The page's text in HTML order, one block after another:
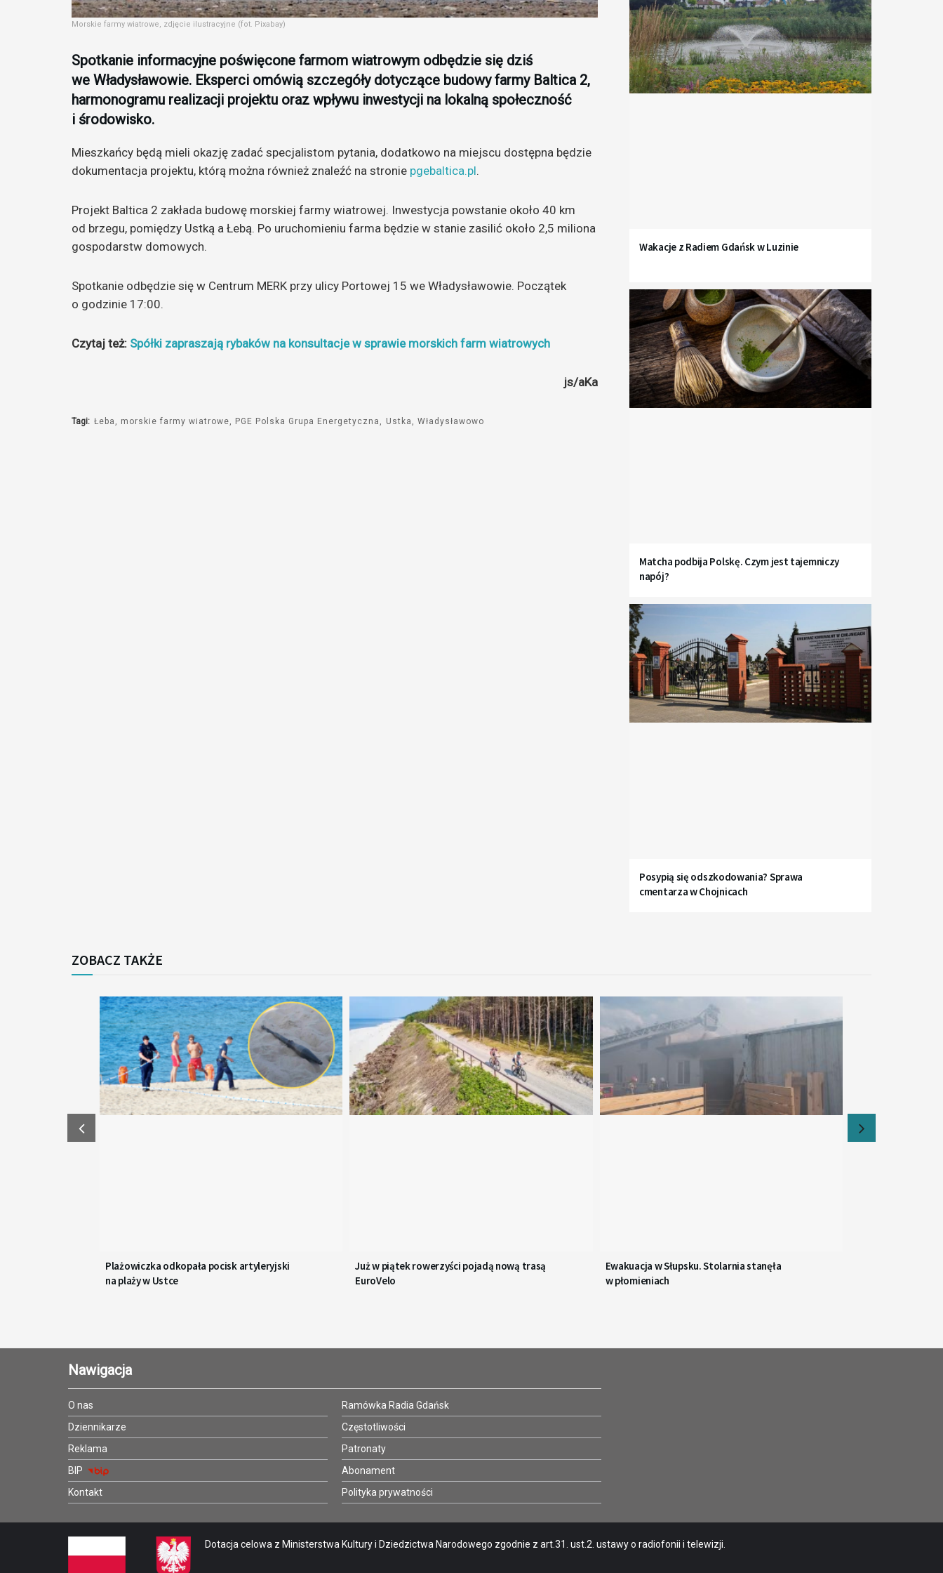
Morskie farmy wiatrowe, zdjęcie ilustracyjne (fot. Pixabay)
Spotkanie informacyjne poświęcone farmom wiatrowym odbędzie się dziś
we Władysławowie. Eksperci omówią szczegóły dotyczące budowy farmy Baltica 2,
harmonogramu realizacji projektu oraz wpływu inwestycji na lokalną społeczność
i środowisko.
Mieszkańcy będą mieli okazję zadać specjalistom pytania, dodatkowo na miejscu dostępna będzie
dokumentacja projektu, którą można również znaleźć na stronie pgebaltica.pl.
Projekt Baltica 2 zakłada budowę morskiej farmy wiatrowej. Inwestycja powstanie około 40 km
od brzegu, pomiędzy Ustką a Łebą. Po uruchomieniu farma będzie w stanie zasilić około 2,5 miliona
gospodarstw domowych.
Spotkanie odbędzie się w Centrum MERK przy ulicy Portowej 15 we Władysławowie. Początek
o godzinie 17:00.
Czytaj też: Spółki zapraszają rybaków na konsultacje w sprawie morskich farm wiatrowych
js/aKa
Tagi: Łeba morskie farmy wiatrowe PGE Polska Grupa Energetyczna Ustka Władysławowo
Wakacje z Radiem Gdańsk w Luzinie
Matcha podbija Polskę. Czym jest tajemniczy
napój?
Posypią się odszkodowania? Sprawa
cmentarza w Chojnicach
ZOBACZ TAKŻE
Plażowiczka odkopała pocisk artyleryjski
na plaży w Ustce
Już w piątek rowerzyści pojadą nową trasą
EuroVelo
Ewakuacja w Słupsku. Stolarnia stanęła
w płomieniach
Nawigacja
O nas
Dziennikarze
Reklama
BIP
Kontakt
Ramówka Radia Gdańsk
Częstotliwości
Patronaty
Abonament
Polityka prywatności
Dotacja celowa z Ministerstwa Kultury i Dziedzictwa Narodowego zgodnie z art.31. ust.2. ustawy o radiofonii i telewizji.